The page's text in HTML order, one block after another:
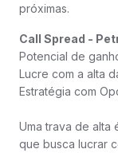
próximas.
Call Spread -
Potencial de
Lucre com a alta
Estratégia com
Uma trava de alta
que busca lucrar